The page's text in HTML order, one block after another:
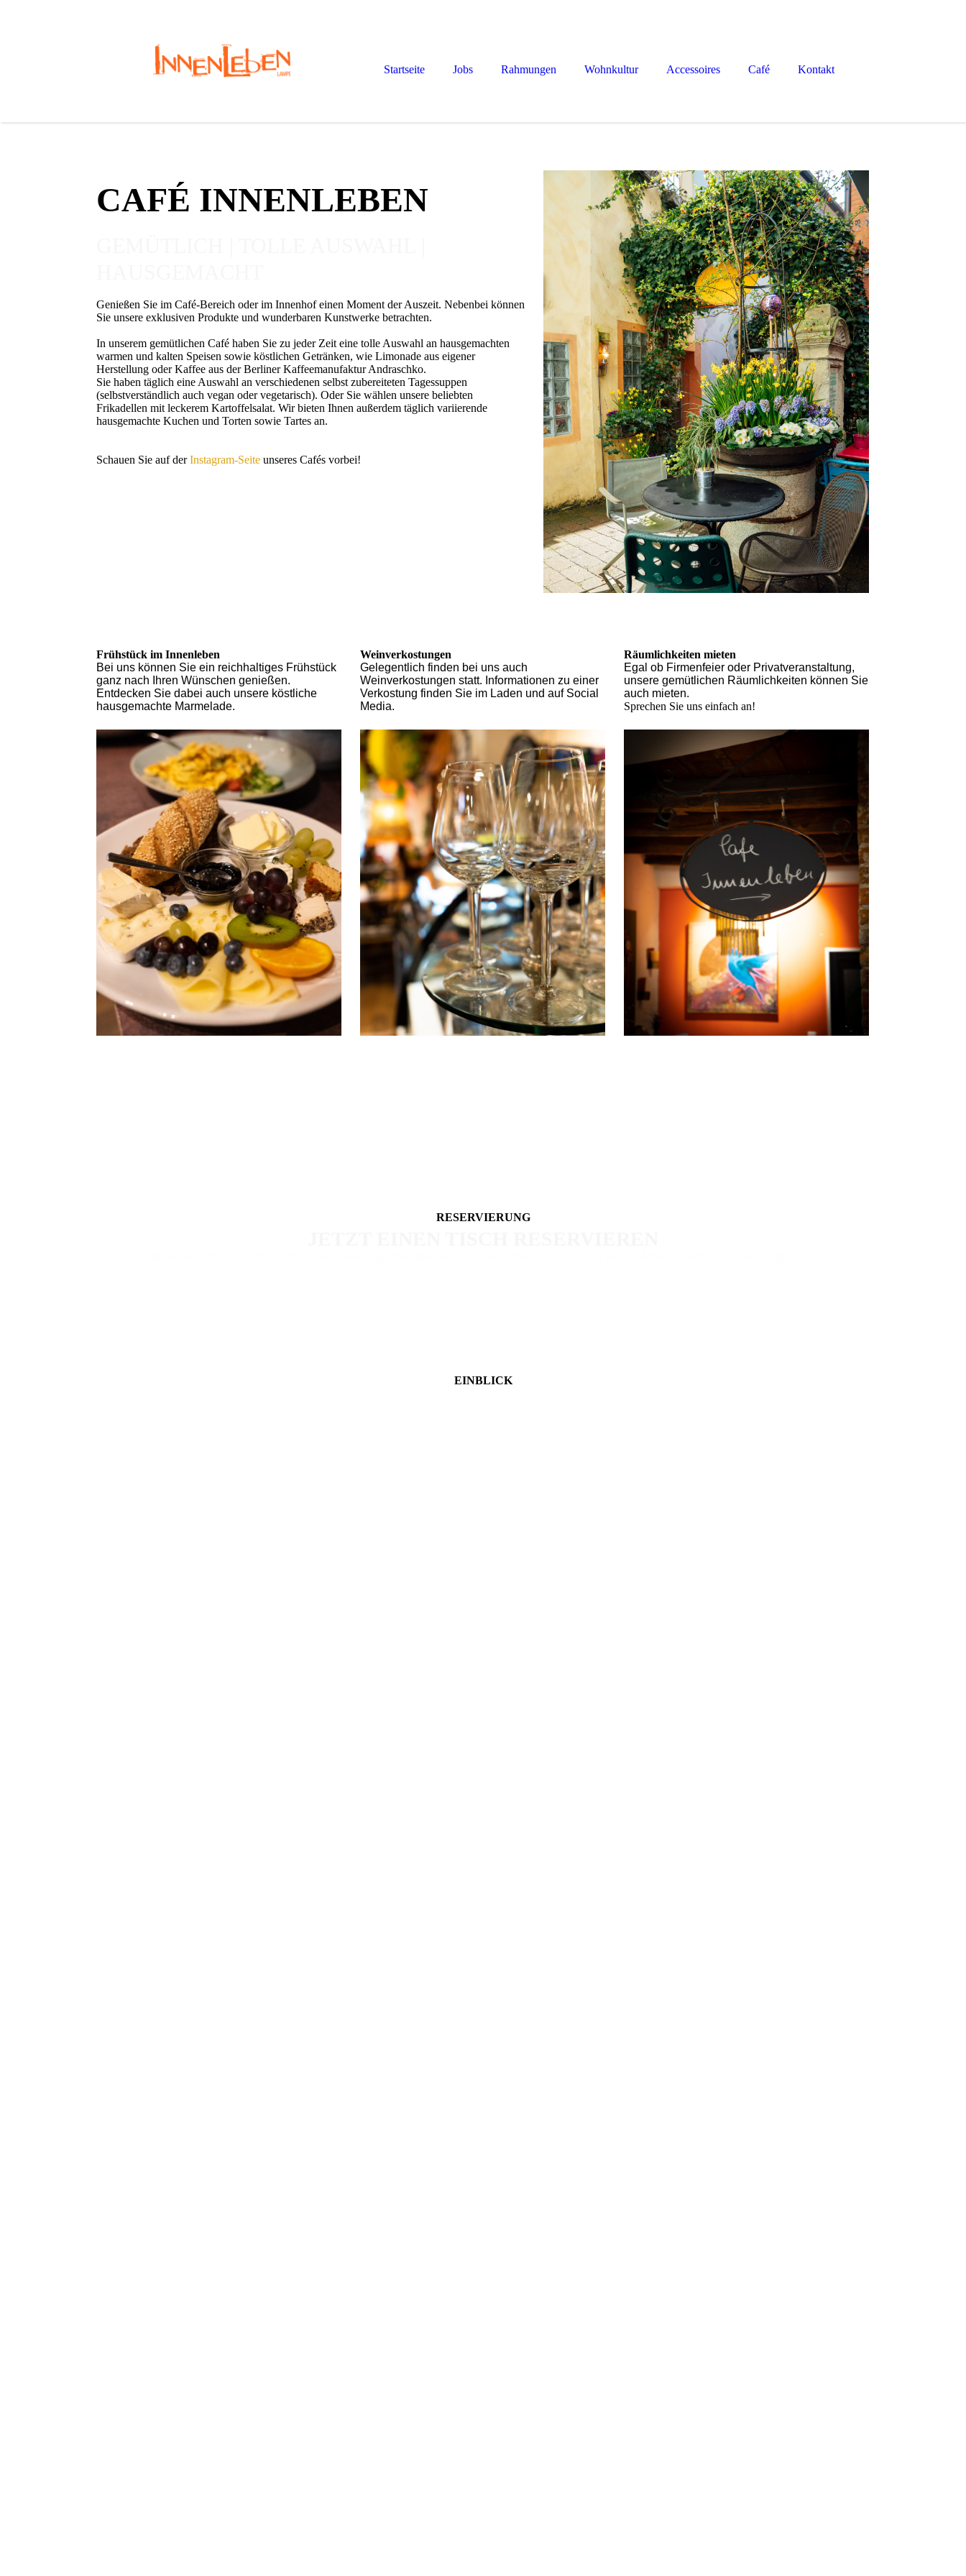
Startseite Jobs Rahmungen Wohnkultur Accessoires Café Kontakt
CAFÉ INNENLEBEN
Genießen Sie im Café-Bereich oder im Innenhof einen Moment der Auszeit. Nebenbei können
Sie unsere exklusiven Produkte und wunderbaren Kunstwerke betrachten.
In unserem gemütlichen Café haben Sie zu jeder Zeit eine tolle Auswahl an hausgemachten
warmen und kalten Speisen sowie köstlichen Getränken, wie Limonade aus eigener
Herstellung oder Kaffee aus der Berliner Kaffee­manu­faktur Andraschko.
Sie haben täglich eine Auswahl an verschiedenen selbst ­zu­berei­teten Tagessuppen
(selbstverständlich auch vegan oder vegetarisch). Oder Sie wählen unsere beliebten
Frikadellen mit leckerem Kartoffelsalat. Wir bieten Ihnen außerdem täglich variierende
hausgemachte Kuchen und Torten sowie Tartes an.
Schauen Sie auf derInstagram-Seite unseres Cafés vorbei!
Frühstück im Innenleben
Bei uns können Sie ein reichhaltiges Frühstück
ganz nach Ihren Wünschen genießen.
Entdecken Sie dabei auch unsere köstliche
hausgemachte Marmelade.
Weinverkostungen
Gelegentlich finden bei uns auch
Weinverkostungen statt. Informationen zu einer
Verkostung finden Sie im Laden und auf Social
Media.
Räumlichkeiten mieten
Egal ob Firmenfeier oder Privatveranstaltung,
unsere gemütlichen Räumlichkeiten können Sie
auch mieten.
Sprechen Sie uns einfach an!
RESERVIERUNG
EINBLICK